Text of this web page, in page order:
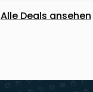
Alle Deals ansehen